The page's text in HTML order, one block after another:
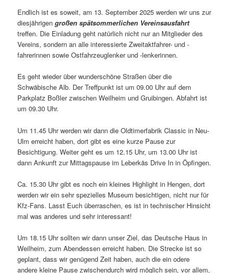
Endlich ist es soweit, am 13. September 2025 werden wir uns zur
diesjährigen großen spätsommerlichen Vereinsausfahrt
treffen. Die Einladung geht natürlich nicht nur an Mitglieder des
Vereins, sondern an alle interessierte Zweitaktfahrer- und -
fahrerinnen sowie Ostfahrzeuglenker und -lenkerinnen.
Es geht wieder über wunderschöne Straßen über die
Schwäbische Alb. Der Treffpunkt ist um 09.00 Uhr auf dem
Parkplatz Boßler zwischen Weilheim und Gruibingen. Abfahrt ist
um 09.30 Uhr.
Um 11.45 Uhr werden wir dann die Oldtimerfabrik Classic in Neu-
Ulm erreicht haben, dort gibt es eine kurze Pause zur
Besichtigung. Weiter geht es um 12.15 Uhr, um 13.00 Uhr ist
dann Ankunft zur Mittagspause im Leberkäs Drive In in Öpfingen.
Ca. 15.30 Uhr gibt es noch ein kleines Highlight in Hengen, dort
werden wir ein sehr spezielles Museum besichtigen, nicht nur für
Kfz-Fans. Lasst Euch überraschen, es ist in technischer Hinsicht
mal was anderes und sehr interessant!
Um 18.15 Uhr sollten wir dann unser Ziel, das Deutsche Haus in
Weilheim, zum Abendessen erreicht haben. Die Strecke ist so
geplant, dass wir genügend Zeit haben, auch die ein odere
andere kleine Pause zwischendurch wird möglich sein, vor allem,